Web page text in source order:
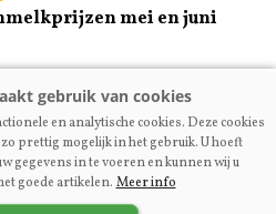
mei en juni
Premium
bestuurslid Engel
‘Maak fokcommissie
aan fokkers’
en analytische cookies. Deze cookies
prettig mogelijk in het gebruik. U hoeft
gegevens in te voeren en kunnen wij u
goede artikelen. Meer info